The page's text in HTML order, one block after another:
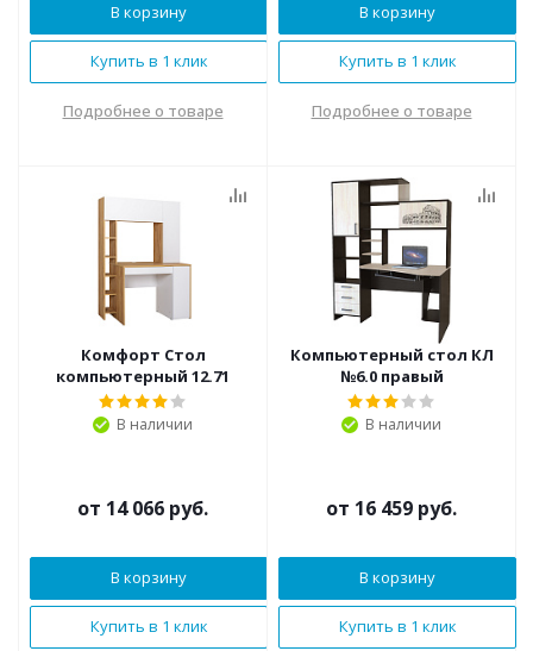
В корзину
Купить в 1 клик
Подробнее о товаре
В корзину
Купить в 1 клик
Подробнее о товаре
Комфорт Стол
компьютерный 12.71
В наличии
от 14 066 руб.
В корзину
Купить в 1 клик
Компьютерный стол КЛ
№6.0 правый
В наличии
от 16 459 руб.
В корзину
Купить в 1 клик